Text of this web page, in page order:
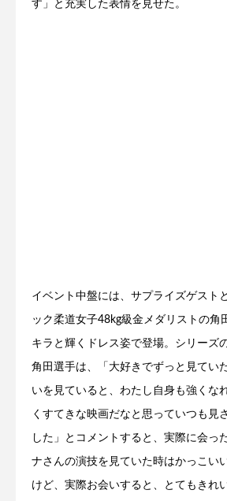
す」と充実した表情を見せた。
イベント中盤には、サプライズゲスト
ック柔道女子48kg級金メダリストの角
キラと輝くドレス姿で登場。シリーズ
角田選手は、「大好きでずっと見てい
いを見ていると、わたし自身も強くな
くすてきな映画だなと思っていつも見
した」とコメントすると、実際に会っ
ナさんの演技を見ていた時はかっこい
けど、実際お会いすると、とてもきれ